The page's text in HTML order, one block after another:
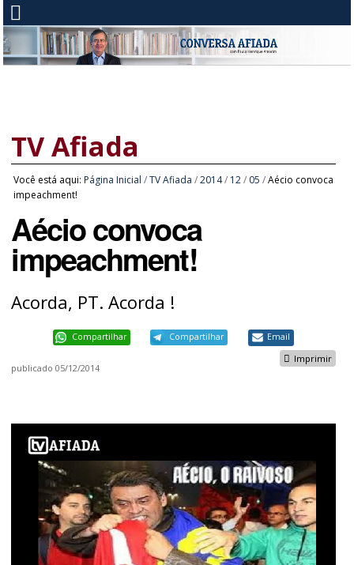
TV Afiada
Você está aqui: Página Inicial /TV Afiada /2014/ 12 / 05 /Aécio convoca
impeachment!
Aécio convoca
impeachment!
Acorda, PT. Acorda !
Compartilhar Compartilhar Email
Imprimir
publicado 05/12/2014